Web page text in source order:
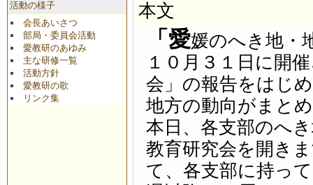
活動の様子
会長あいさつ
部局・委員会活動
愛教研のあゆみ
主な研修一覧
活動方針
愛教研の歌
リンク集
本文
「愛媛のへき地・
１０月３１日に開
会」の報告をはじ
地方の動向がまと
本日、各支部のへ
教育研究会を開き
て、各支部に持っ